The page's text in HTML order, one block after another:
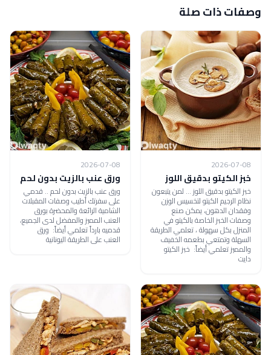
وصفات ذات صلة
2026-07-08
خبز الكيتو بدقيق اللوز
خبز الكيتو بدقيق اللوز ... لمن يتبعون
نظام الرجيم الكيتو لتخسيس الوزن
وفقدان الدهون، يمكن صنع
وصفات الخبز الخاصة بالكيتو في
المنزل بكل سهولة ، تعلمي الطريقة
السهلة وتمتعي بطعمه الخفيف
والمميز تعلمي أيضاً: خبز الكيتو
دايت
2026-07-08
ورق عنب بالزيت بدون لحم
ورق عنب بالزيت بدون لحم .. قدمي
على سفرتك أطيب وصفات المقبلات
الشامية الرائعة والمحضرة بورق
العنب المميز والمفضل لدى الجميع،
قدميه بارداً تعلمي أيضاً: ورق
العنب على الطريقة اليونانية